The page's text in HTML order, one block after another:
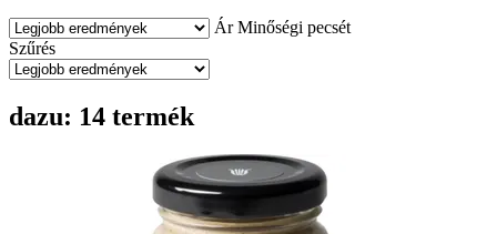
Ár Minőségi pecsét
Szűrés
dazu: 14 termék